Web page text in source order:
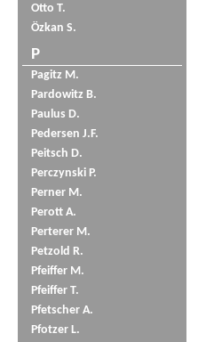
Otto T.
Özkan S.
P
Pagitz M.
Pardowitz B.
Paulus D.
Pedersen J.F.
Peitsch D.
Perczynski P.
Perner M.
Perott A.
Perterer M.
Petzold R.
Pfeiffer M.
Pfeiffer T.
Pfetscher A.
Pfotzer L.